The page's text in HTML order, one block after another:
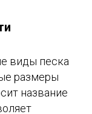
виды песка
размеры
название